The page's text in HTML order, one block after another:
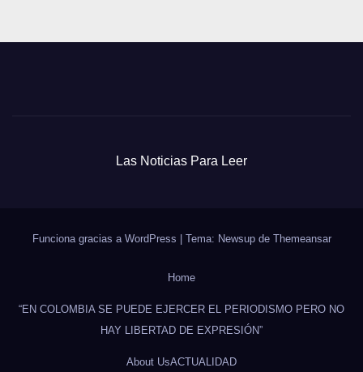
Las Noticias Para Leer
Funciona gracias a WordPress | Tema: Newsup de Themeansar
Home
“EN COLOMBIA SE PUEDE EJERCER EL PERIODISMO PERO NO
HAY LIBERTAD DE EXPRESIÓN”
About UsACTUALIDAD